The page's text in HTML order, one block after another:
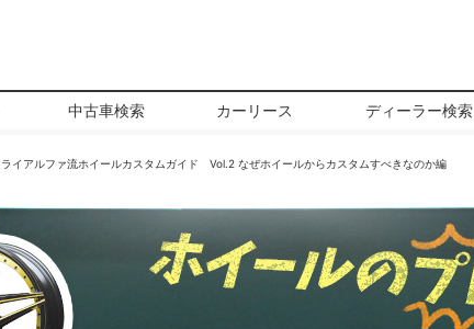
中古車検索 カーリース ディーラー検索
ライアルファ流ホイールカスタムガイド Vol.2 なぜホイールからカスタムすべきなのか編